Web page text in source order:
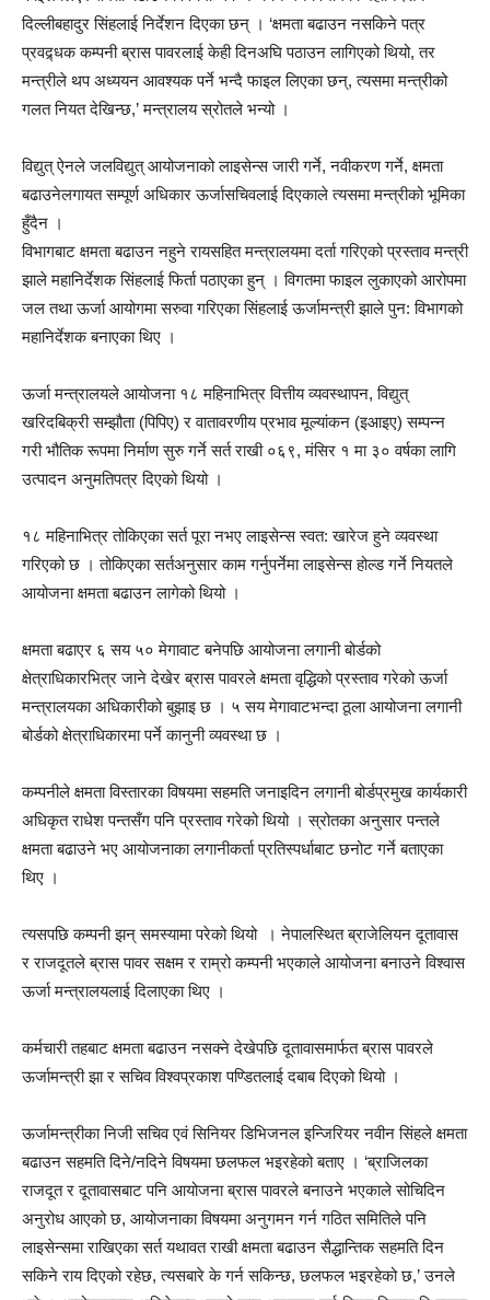
दिल्लीबहादुर सिंहलाई निर्देशन दिएका छन् । ‘क्षमता बढाउन नसकिने पत्र
प्रवद्र्धक कम्पनी ब्रास पावरलाई केही दिनअघि पठाउन लागिएको थियो, तर
मन्त्रीले थप अध्ययन आवश्यक पर्ने भन्दै फाइल लिएका छन्, त्यसमा मन्त्रीको
गलत नियत देखिन्छ,’ मन्त्रालय स्रोतले भन्यो ।
विद्युत् ऐनले जलविद्युत् आयोजनाको लाइसेन्स जारी गर्ने, नवीकरण गर्ने, क्षमता
बढाउनेलगायत सम्पूर्ण अधिकार ऊर्जासचिवलाई दिएकाले त्यसमा मन्त्रीको भूमिका
हुँदैन ।
विभागबाट क्षमता बढाउन नहुने रायसहित मन्त्रालयमा दर्ता गरिएको प्रस्ताव मन्त्री
झाले महानिर्देशक सिंहलाई फिर्ता पठाएका हुन् । विगतमा फाइल लुकाएको आरोपमा
जल तथा ऊर्जा आयोगमा सरुवा गरिएका सिंहलाई ऊर्जामन्त्री झाले पुन: विभागको
महानिर्देशक बनाएका थिए ।
ऊर्जा मन्त्रालयले आयोजना १८ महिनाभित्र वित्तीय व्यवस्थापन, विद्युत्
खरिदबिक्री सम्झौता (पिपिए) र वातावरणीय प्रभाव मूल्यांकन (इआइए) सम्पन्न
गरी भौतिक रूपमा निर्माण सुरु गर्ने सर्त राखी ०६९, मंसिर १ मा ३० वर्षका लागि
उत्पादन अनुमतिपत्र दिएको थियो ।
१८ महिनाभित्र तोकिएका सर्त पूरा नभए लाइसेन्स स्वत: खारेज हुने व्यवस्था
गरिएको छ । तोकिएका सर्तअनुसार काम गर्नुपर्नेमा लाइसेन्स होल्ड गर्ने नियतले
आयोजना क्षमता बढाउन लागेको थियो ।
क्षमता बढाएर ६ सय ५० मेगावाट बनेपछि आयोजना लगानी बोर्डको
क्षेत्राधिकारभित्र जाने देखेर ब्रास पावरले क्षमता वृद्धिको प्रस्ताव गरेको ऊर्जा
मन्त्रालयका अधिकारीको बुझाइ छ । ५ सय मेगावाटभन्दा ठूला आयोजना लगानी
बोर्डको क्षेत्राधिकारमा पर्ने कानुनी व्यवस्था छ ।
कम्पनीले क्षमता विस्तारका विषयमा सहमति जनाइदिन लगानी बोर्डप्रमुख कार्यकारी
अधिकृत राधेश पन्तसँग पनि प्रस्ताव गरेको थियो । स्रोतका अनुसार पन्तले
क्षमता बढाउने भए आयोजनाका लगानीकर्ता प्रतिस्पर्धाबाट छनोट गर्ने बताएका
थिए ।
त्यसपछि कम्पनी झन् समस्यामा परेको थियो । नेपालस्थित ब्राजेलियन दूतावास
र राजदूतले ब्रास पावर सक्षम र राम्रो कम्पनी भएकाले आयोजना बनाउने विश्वास
ऊर्जा मन्त्रालयलाई दिलाएका थिए ।
कर्मचारी तहबाट क्षमता बढाउन नसक्ने देखेपछि दूतावासमार्फत ब्रास पावरले
ऊर्जामन्त्री झा र सचिव विश्वप्रकाश पण्डितलाई दबाब दिएको थियो ।
ऊर्जामन्त्रीका निजी सचिव एवं सिनियर डिभिजनल इन्जिरियर नवीन सिंहले क्षमता
बढाउन सहमति दिने/नदिने विषयमा छलफल भइरहेको बताए । ‘ब्राजिलका
राजदूत र दूतावासबाट पनि आयोजना ब्रास पावरले बनाउने भएकाले सोचिदिन
अनुरोध आएको छ, आयोजनाका विषयमा अनुगमन गर्न गठित समितिले पनि
लाइसेन्समा राखिएका सर्त यथावत राखी क्षमता बढाउन सैद्धान्तिक सहमति दिन
सकिने राय दिएको रहेछ, त्यसबारे के गर्न सकिन्छ, छलफल भइरहेको छ,’ उनले